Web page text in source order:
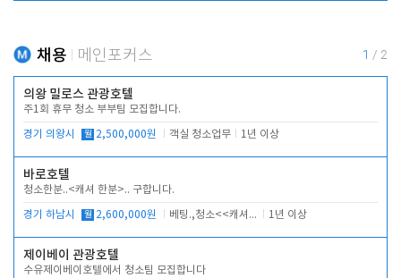
채용 메인포커스 1 / 2
의왕 밀로스 관광호텔
주1회 휴무 청소 부부팀 모집합니다.
경기 의왕시 월 2,500,000원 객실 청소업무 1년 이상
바로호텔
청소한분..<캐셔 한분>.. 구합니다.
경기 하남시 월 2,600,000원 베팅.,청소<<캐셔 모셔봅니다. 1년 이상
제이베이 관광호텔
수유제이베이호텔에서 청소팀 모집합니다